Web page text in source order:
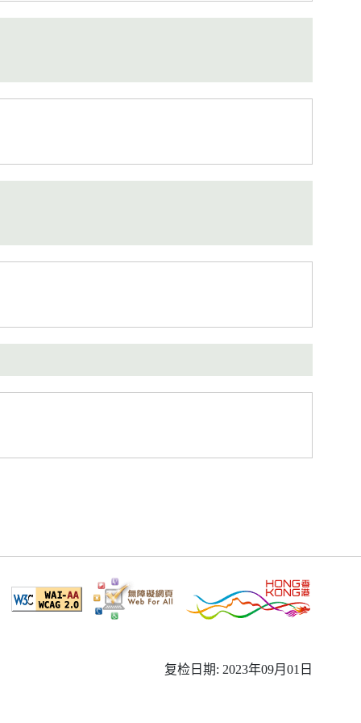
复检日期: 2023年09月01日